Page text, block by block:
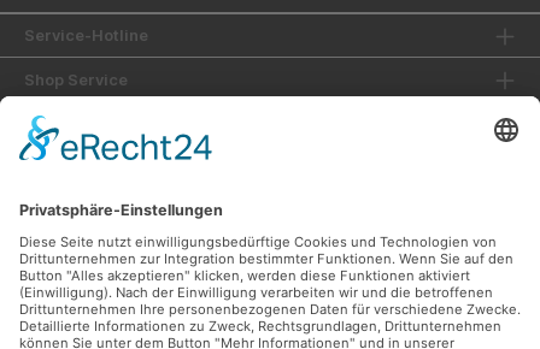
Service-Hotline
Shop Service
Informationen
Versandarten
Unsere Communities
Zahlungsarten
Ladengeschäft